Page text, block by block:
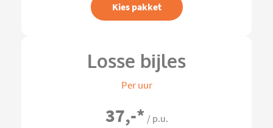
Kies pakket
Losse bijles
Per uur
37,-* / p.u.